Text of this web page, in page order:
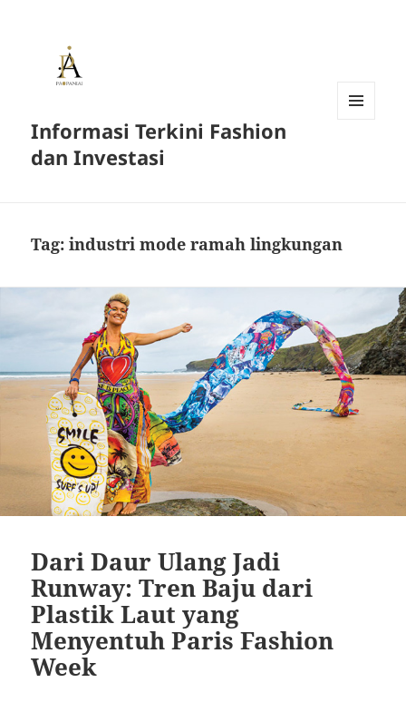
Informasi Terkini Fashion
dan Investasi
Tag:industri mode ramah lingkungan
Dari Daur Ulang Jadi
Runway: Tren Baju dari
Plastik Laut yang
Menyentuh Paris Fashion
Week